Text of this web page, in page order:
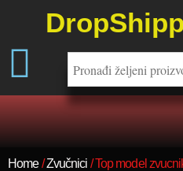
Home/Zvučnici / Top model